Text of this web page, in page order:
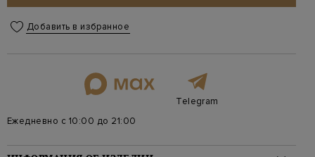
Добавить в избранное
Telegram
Ежедневно с 10:00 до 21:00